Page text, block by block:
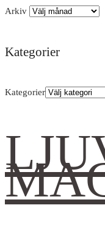
Arkiv
Kategorier
Kategorier